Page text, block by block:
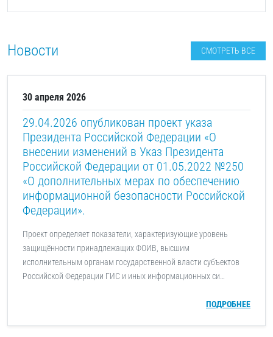
Новости СМОТРЕТЬ ВСЕ
30 апреля 2026
29.04.2026 опубликован проект указа
Президента Российской Федерации «О
внесении изменений в Указ Президента
Российской Федерации от 01.05.2022 №250
«О дополнительных мерах по обеспечению
информационной безопасности Российской
Федерации».
Проект определяет показатели, характеризующие уровень
защищённости принадлежащих ФОИВ, высшим
исполнительным органам государственной власти субъектов
Российской Федерации ГИС и иных информационных си…
ПОДРОБНЕЕ